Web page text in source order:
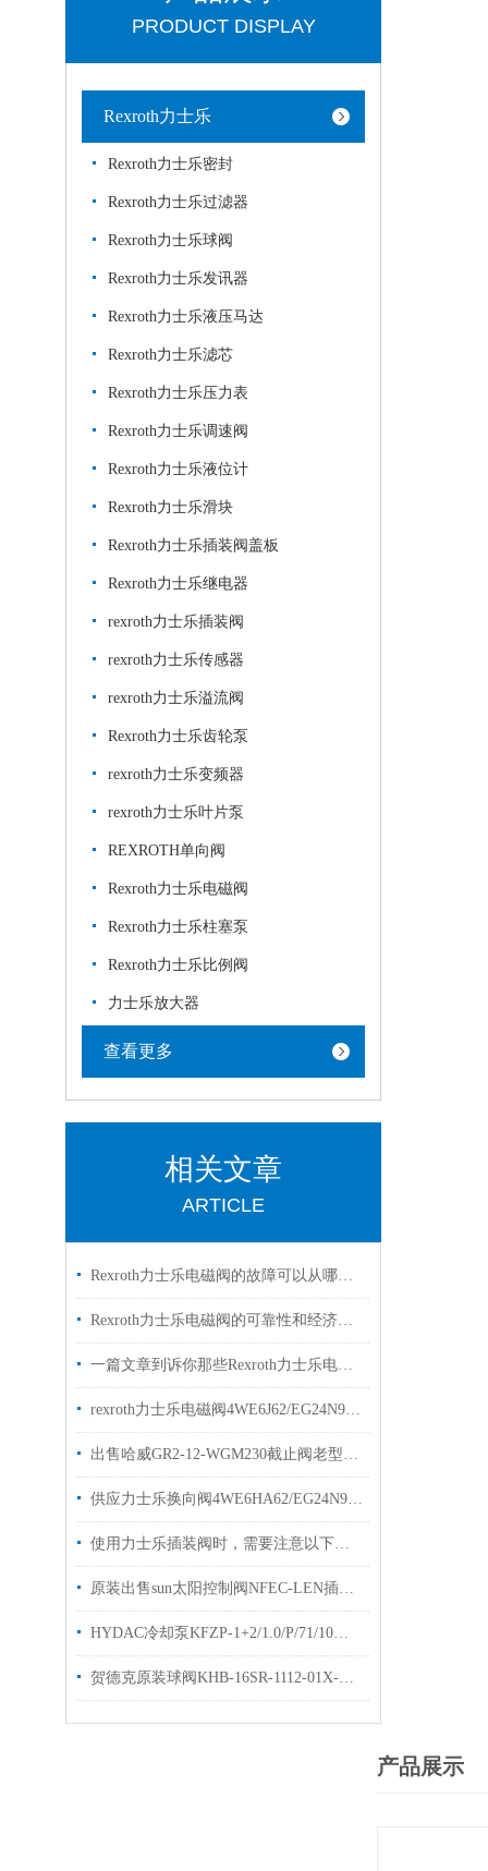
PRODUCT DISPLAY
Rexroth力士乐
Rexroth力士乐密封
Rexroth力士乐过滤器
Rexroth力士乐球阀
Rexroth力士乐发讯器
Rexroth力士乐液压马达
Rexroth力士乐滤芯
Rexroth力士乐压力表
Rexroth力士乐调速阀
Rexroth力士乐液位计
Rexroth力士乐滑块
Rexroth力士乐插装阀盖板
Rexroth力士乐继电器
rexroth力士乐插装阀
rexroth力士乐传感器
rexroth力士乐溢流阀
Rexroth力士乐齿轮泵
rexroth力士乐变频器
rexroth力士乐叶片泵
REXROTH单向阀
Rexroth力士乐电磁阀
Rexroth力士乐柱塞泵
Rexroth力士乐比例阀
力士乐放大器
查看更多
相关文章
ARTICLE
Rexroth力士乐电磁阀的故障可以从哪里进行排查
Rexroth力士乐电磁阀的可靠性和经济性解读
一篇文章到诉你那些Rexroth力士乐电磁阀常见的符号的是什么意思
rexroth力士乐电磁阀4WE6J62/EG24N9K4两位三通阀
出售哈威GR2-12-WGM230截止阀老型号GR2-1-WG230
供应力士乐换向阀4WE6HA62/EG24N9K4型号齐全
使用力士乐插装阀时，需要注意以下几个关键的事项
原装出售sun太阳控制阀NFEC-LEN插装阀样本技术参数
HYDAC冷却泵KFZP-1+2/1.0/P/71/10电机泵优势出售
贺德克原装球阀KHB-16SR-1112-01X-A直销高压球阀KHB
产品展示